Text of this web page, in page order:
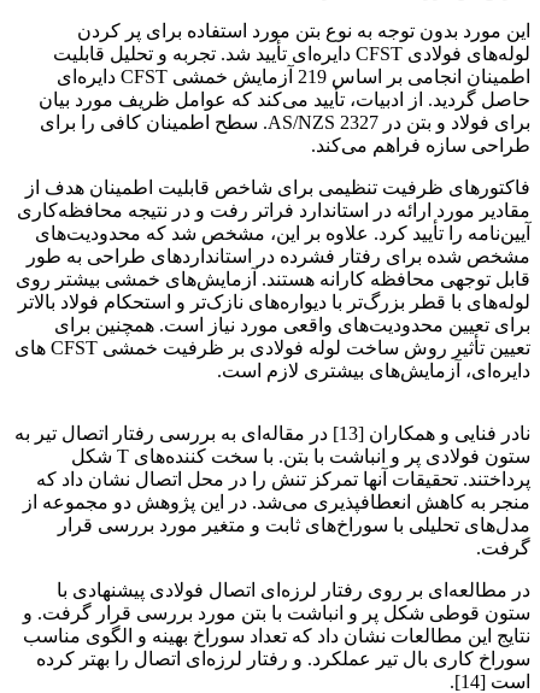
این مورد بدون توجه به نوع بتن مورد استفاده برای پر کردن
لوله‌های فولادی CFST دایره‌ای تأیید شد. تجربه و تحلیل قابلیت
اطمینان انجامی بر اساس 219 آزمایش خمشی CFST دایره‌ای
حاصل گردید. از ادبیات، تأیید می‌کند که عوامل ظریف مورد بیان
برای فولاد و بتن در AS/NZS 2327. سطح اطمینان کافی را برای
طراحی سازه فراهم می‌کند.
فاکتورهای ظرفیت تنظیمی برای شاخص قابلیت اطمینان هدف از
مقادیر مورد ارائه در استاندارد فراتر رفت و در نتیجه محافظه‌کاری
آیین‌نامه را تأیید کرد. علاوه بر این، مشخص شد که محدودیت‌های
مشخص شده برای رفتار فشرده در استانداردهای طراحی به طور
قابل توجهی محافظه کارانه هستند. آزمایش‌های خمشی بیشتر روی
لوله‌های با قطر بزرگ‌تر با دیواره‌های نازک‌تر و استحکام فولاد بالاتر
برای تعیین محدودیت‌های واقعی مورد نیاز است. همچنین برای
تعیین تأثیر روش ساخت لوله فولادی بر ظرفیت خمشی CFST های
دایره‌ای، آزمایش‌های بیشتری لازم است.
نادر فنایی و همکاران [13] در مقاله‌ای به بررسی رفتار اتصال تیر به
ستون فولادی پر و انباشت با بتن. با سخت کننده‌های T شکل
پرداختند. تحقیقات آنها تمرکز تنش را در محل اتصال نشان داد که
منجر به کاهش انعطافپذیری می‌شد. در این پژوهش دو مجموعه از
مدل‌های تحلیلی با سوراخ‌های ثابت و متغیر مورد بررسی قرار
گرفت.
در مطالعه‌ای بر روی رفتار لرزه‌ای اتصال فولادی پیشنهادی با
ستون قوطی شکل پر و انباشت با بتن مورد بررسی قرار گرفت. و
نتایج این مطالعات نشان داد که تعداد سوراخ بهینه و الگوی مناسب
سوراخ کاری بال تیر عملکرد. و رفتار لرزه‌ای اتصال را بهتر کرده
است [14].